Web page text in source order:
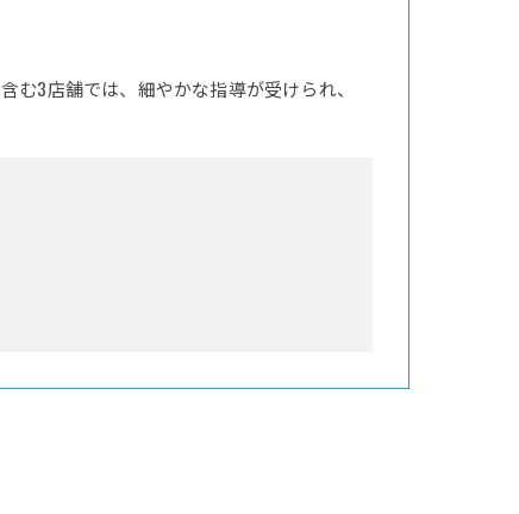
3店舗では、細やかな指導が受けられ、